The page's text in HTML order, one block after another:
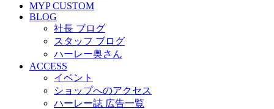
MYP CUSTOM
BLOG
社長 ブログ
スタッフ ブログ
ハーレー奥さん
ACCESS
イベント
ショップへのアクセス
ハーレー誌 広告一覧